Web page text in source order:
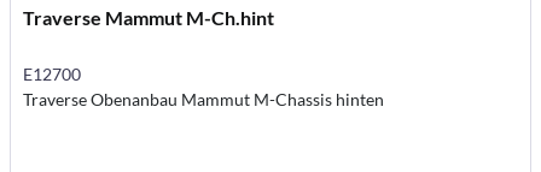
Traverse Mammut M-Ch.hint
E12700
Traverse Obenanbau Mammut M-Chassis hinten